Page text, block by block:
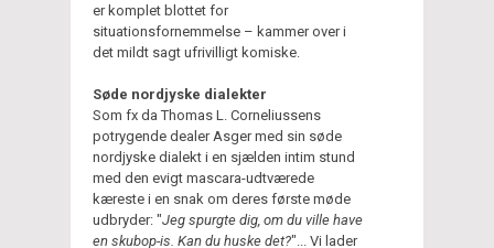
er komplet blottet for
situationsfornemmelse – kammer over i
det mildt sagt ufrivilligt komiske.
Søde nordjyske dialekter
Som fx da Thomas L. Corneliussens
potrygende dealer Asger med sin søde
nordjyske dialekt i en sjælden intim stund
med den evigt mascara-udtværede
kæreste i en snak om deres første møde
udbryder: "Jeg spurgte dig, om du ville have
en skubop-is. Kan du huske det?"... Vi lader